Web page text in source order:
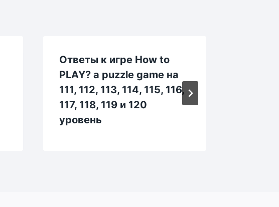
Ответы к игре How to
PLAY? a puzzle game на
111, 112, 113, 114, 115, 116,
117, 118, 119 и 120
уровень